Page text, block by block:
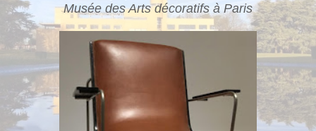
Musée des Arts décoratifs à Paris